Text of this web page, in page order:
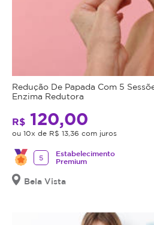
cupom
comprado
possui
data
de
que
a
Redução De Papada Com 5
Enzima Redutora
R$ 120,00
ou 10x de R$ 13,36 com juros
5
Estabelecimento
Premium
Bela Vista